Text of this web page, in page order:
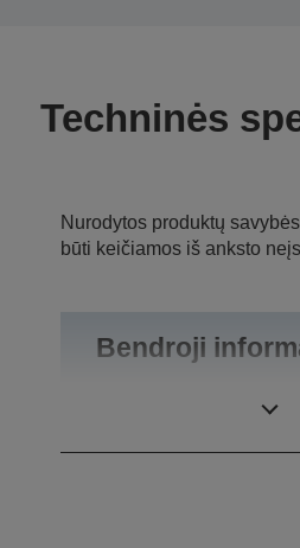
Techninės
Nurodytos produktų
būti keičiamos iš anksto
Bendroji